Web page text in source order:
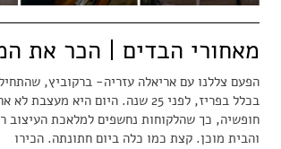
מאחורי הבדים | הכר את
הפעם צללנו עם אריאלה עזריה- ברקוביץ,
בכלל בפריז, לפני 25 שנה. היום היא
חופשיה, כך שהלקוחות נחשפים למלאכת העיצוב
והבית מוכן. קצת כמו כלה ביום חתונתה. הכירו